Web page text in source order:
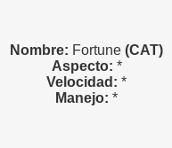
Nombre: Fortune (CAT)
Aspecto: *
Velocidad: *
Manejo: *